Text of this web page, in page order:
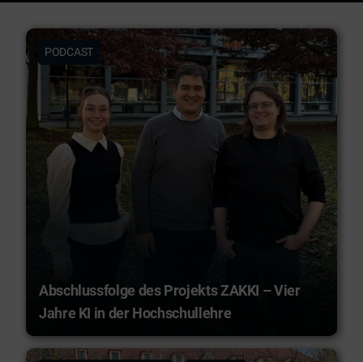
Abschlussfolge des Projekts ZAKKI – Vier
Jahre KI in der Hochschullehre
PODCAST